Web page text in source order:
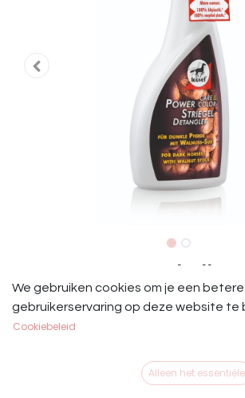
Leovet Power Anti-Klit
Walnoot
Leovet Power Anti-Klit Spray Walnoot
We gebruiken cookies om je een betere
gebruikerservaring op deze website te
Cookiebeleid
Alleen het essentiële